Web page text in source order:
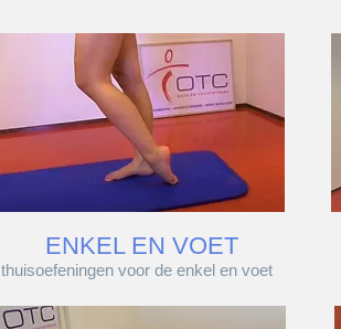
thuisoefeningen voor de enkel en voet
ENKEL EN VOET